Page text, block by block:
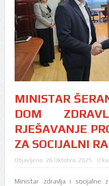
MINISTAR
DOM
RJEŠAVANJE
ZA SOCIJALNI
Objavljeno: 26 Oktobra, 2025 U
Ministar zdravlja i socijalne